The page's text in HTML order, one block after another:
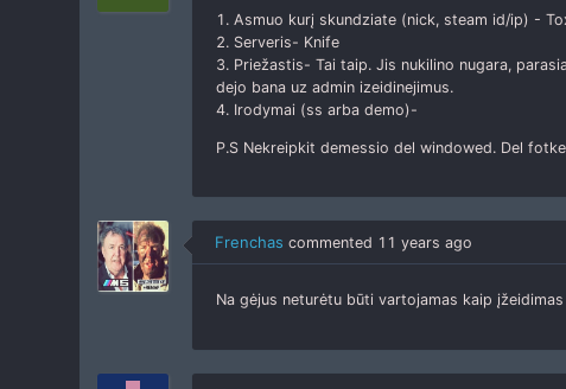
1. Asmuo kurį skundziate (nick, steam id/ip) -
2. Serveris- Knife
3. Priežastis- Tai taip. Jis nukilino nugara,
dejo bana uz admin izeidinejimus.
4. Irodymai (ss arba demo)-
P.S Nekreipkit demessio del windowed. Del
Frenchas commented 11 years ago
Na gėjus neturėtu būti vartojamas kaip